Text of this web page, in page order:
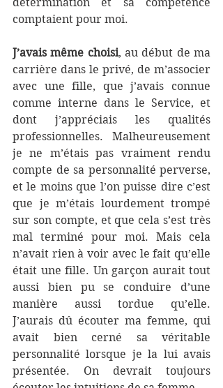
comptaient pour moi.
J’avais même choisi, au début de ma
carrière dans le privé, de m’associer
avec une fille, que j’avais connue
comme interne dans le Service, et
dont j’appréciais les qualités
professionnelles. Malheureusement
je ne m’étais pas vraiment rendu
compte de sa personnalité perverse,
et le moins que l’on puisse dire c’est
que je m’étais lourdement trompé
sur son compte, et que cela s’est très
mal terminé pour moi. Mais cela
n’avait rien à voir avec le fait qu’elle
était une fille. Un garçon aurait tout
aussi bien pu se conduire d’une
manière aussi tordue qu’elle.
J’aurais dû écouter ma femme, qui
avait bien cerné sa véritable
personnalité lorsque je la lui avais
présentée. On devrait toujours